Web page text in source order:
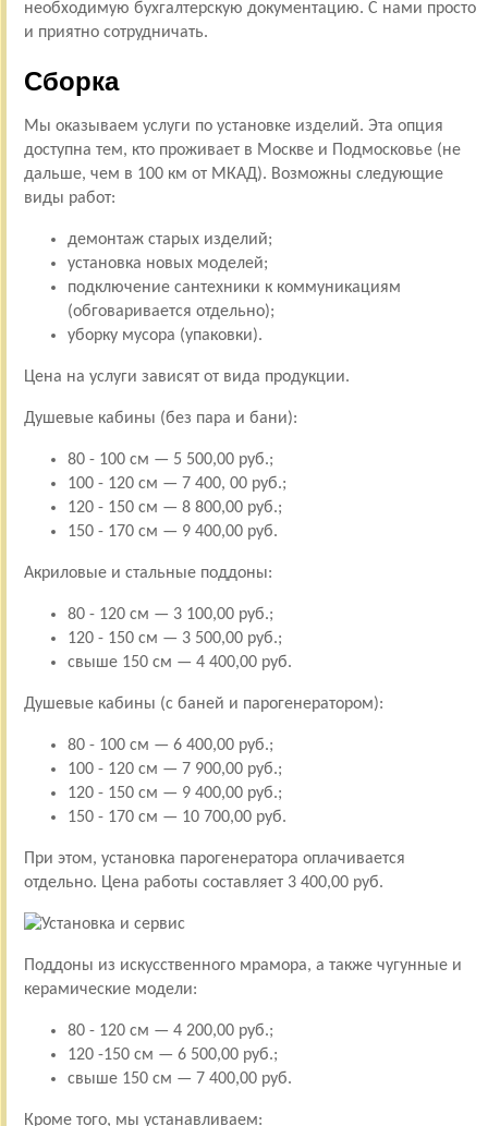
необходимую бухгалтерскую документацию. С нами просто
и приятно сотрудничать.
Сборка
Мы оказываем услуги по установке изделий. Эта опция
доступна тем, кто проживает в Москве и Подмосковье (не
дальше, чем в 100 км от МКАД). Возможны следующие
виды работ:
демонтаж старых изделий;
установка новых моделей;
подключение сантехники к коммуникациям
(обговаривается отдельно);
уборку мусора (упаковки).
Цена на услуги зависят от вида продукции.
Душевые кабины (без пара и бани):
80 - 100 см — 5 500,00 руб.;
100 - 120 см — 7 400, 00 руб.;
120 - 150 см — 8 800,00 руб.;
150 - 170 см — 9 400,00 руб.
Акриловые и стальные поддоны:
80 - 120 см — 3 100,00 руб.;
120 - 150 см — 3 500,00 руб.;
свыше 150 см — 4 400,00 руб.
Душевые кабины (с баней и парогенератором):
80 - 100 см — 6 400,00 руб.;
100 - 120 см — 7 900,00 руб.;
120 - 150 см — 9 400,00 руб.;
150 - 170 см — 10 700,00 руб.
При этом, установка парогенератора оплачивается
отдельно. Цена работы составляет 3 400,00 руб.
Поддоны из искусственного мрамора, а также чугунные и
керамические модели:
80 - 120 см — 4 200,00 руб.;
120 -150 см — 6 500,00 руб.;
свыше 150 см — 7 400,00 руб.
Кроме того, мы устанавливаем: